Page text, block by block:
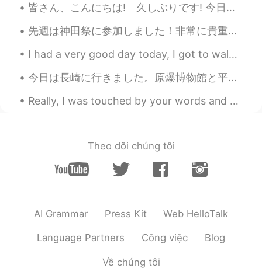
皆さん、こんにちは! 久しぶりです! 今日はすごく暇です。誰かがコーヒーやビールに飲みに行きたいですか? 写真は奈良平城の朱雀門です。冬休みにこの写真を撮りました。 Hello everyo...
先週は神田祭に参加しました！非常に貴重な体験でした。でも皆さんより背が高いから、うまく担げなかったです 😅 また機会があれば、ぜひやりたいと思います。 ところで、したの服、オムツに見えると思わ...
I had a very good day today, I got to walk around and visit random places in Japan. I have no ide...
今日は長崎に行きました。原爆博物館と平和公園に行きました。そして、長崎中華街に行きました。長崎の有名なちゃんぽんを食べました。とても美味しかったです。毎日食べたいです。 その後、眼鏡橋を見まし...
Really, I was touched by your words and messages. I didn't know that you love what I write to thi...
Theo dõi chúng tôi
AI Grammar Press Kit Web HelloTalk
Language Partners Công việc Blog
Về chúng tôi